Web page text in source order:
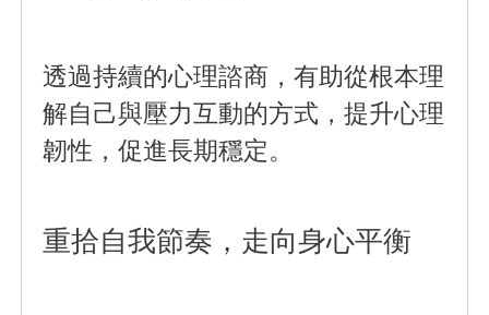
透過持續的心理諮商，有助從根本理
解自己與壓力互動的方式，提升心理
韌性，促進長期穩定。
重拾自我節奏，走向身心平衡